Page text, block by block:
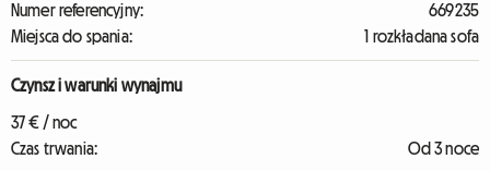
Numer referencyjny:
669235
Miejsca do spania:
1 rozkładana sofa
Czynsz i warunki wynajmu
37 € / noc
Czas trwania:
Od 3 noce